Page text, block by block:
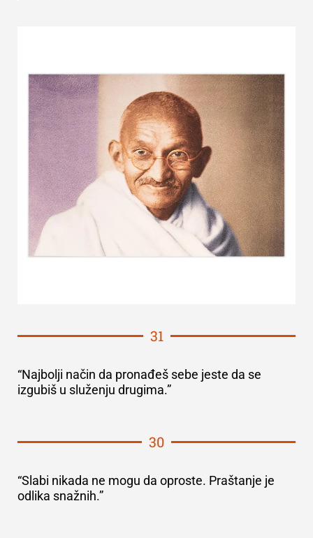
31
“Najbolji način da pronađeš sebe jeste da se
izgubiš u služenju drugima.”
30
“Slabi nikada ne mogu da oproste. Praštanje je
odlika snažnih.”